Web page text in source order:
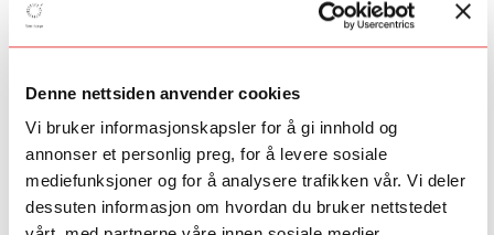
Denne nettsiden anvender cookies
Vi bruker informasjonskapsler for å gi innhold og
annonser et personlig preg, for å levere sosiale
mediefunksjoner og for å analysere trafikken vår. Vi deler
dessuten informasjon om hvordan du bruker nettstedet
jobber også med å gjøre deler av prosjektet om til en
barneforestilling. Ellers er forberedelsene til en plateinnspilling
støtte fra sametinget for. Vi skal til studio i Oktober og musikken
det seg konsert med en av mine grupper, "Ensemble
Wirakocha" på sentralen den 23.08. Ensemblet spiller
latinamerikansk tidlig- og barokkmusikk. I denne konserten
presenterer vi sanger fra "Codex Trujillo del Perú", en samling
av peruanske sanger fra det 18. århundret. Historien bak denne